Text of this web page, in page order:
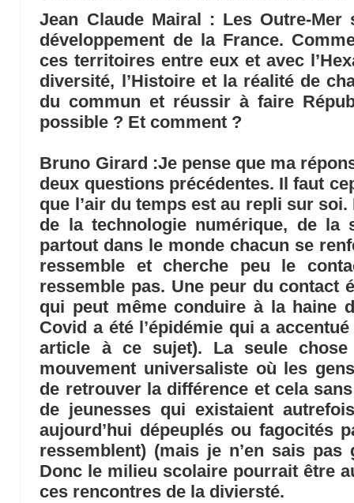
Jean Claude Mairal : Les Outre-Mer
développement de la France.
ces territoires entre eux et avec
diversité, l’Histoire et la réalité de
du commun et réussir à faire
possible ? Et comment ?
Bruno Girard :Je pense que ma
deux questions précédentes. Il faut
que l’air du temps est au repli sur soi.
de la technologie numérique, de la
partout dans le monde chacun se
ressemble et cherche peu le
ressemble pas. Une peur du contact
qui peut même conduire à la haine
Covid a été l’épidémie qui a
article à ce sujet). La seule
mouvement universaliste où les
de retrouver la différence et cela
de jeunesses qui existaient
aujourd’hui dépeuplés ou fagocités
ressemblent) (mais je n’en sais
Donc le milieu scolaire pourrait être
ces rencontres de la diviersté.